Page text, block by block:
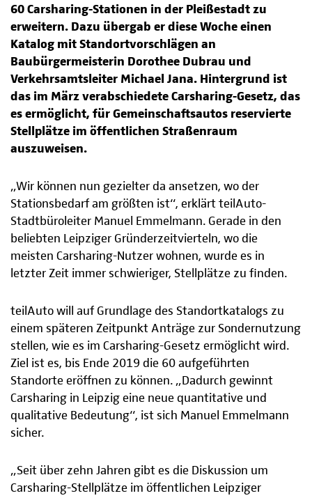
60 Carsharing-Stationen in der Pleißestadt zu
erweitern. Dazu übergab er diese Woche einen
Katalog mit Standortvorschlägen an
Baubürgermeisterin Dorothee Dubrau und
Verkehrsamtsleiter Michael Jana. Hintergrund ist
das im März verabschiedete Carsharing-Gesetz, das
es ermöglicht, für Gemeinschaftsautos reservierte
Stellplätze im öffentlichen Straßenraum
auszuweisen.
„Wir können nun gezielter da ansetzen, wo der
Stationsbedarf am größten ist“, erklärt teilAuto-
Stadtbüroleiter Manuel Emmelmann. Gerade in den
beliebten Leipziger Gründerzeitvierteln, wo die
meisten Carsharing-Nutzer wohnen, wurde es in
letzter Zeit immer schwieriger, Stellplätze zu finden.
teilAuto will auf Grundlage des Standortkatalogs zu
einem späteren Zeitpunkt Anträge zur Sondernutzung
stellen, wie es im Carsharing-Gesetz ermöglicht wird.
Ziel ist es, bis Ende 2019 die 60 aufgeführten
Standorte eröffnen zu können. „Dadurch gewinnt
Carsharing in Leipzig eine neue quantitative und
qualitative Bedeutung“, ist sich Manuel Emmelmann
sicher.
„Seit über zehn Jahren gibt es die Diskussion um
Carsharing-Stellplätze im öffentlichen Leipziger